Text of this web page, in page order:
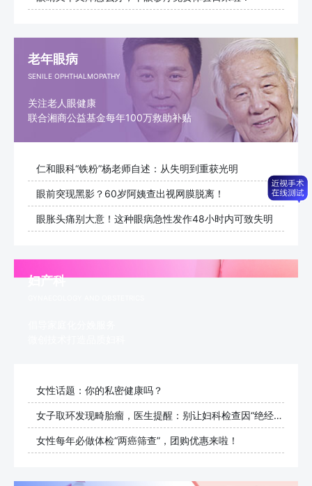
老年眼病
SENILE OPHTHALMOPATHY
关注老人眼健康
联合湘商公益基金每年100万救助补贴
仁和眼科“铁粉”杨老师自述：从失明到重获光明
眼前突现黑影？60岁阿姨查出视网膜脱离！
眼胀头痛别大意！这种眼病急性发作48小时内可致失明
妇产科
女性话题：你的私密健康吗？
女子取环发现畸胎瘤，医生提醒：别让妇科检查因“绝经”而止步
女性每年必做体检“两癌筛查”，团购优惠来啦！